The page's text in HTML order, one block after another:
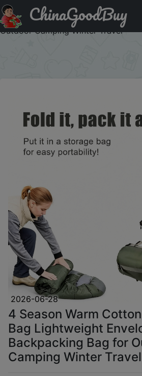
Купить по акции: 4 Season Warm
Lightweight Envelope Mummy
Outdoor Camping Winter Travel
ChinaGoodBuy
2026-06-28
4 Season Warm
Bag Lightweight
Backpacking Bag for
Camping Winter Travel